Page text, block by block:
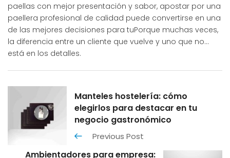
paellas con mejor presentación y sabor, apostar por una
paellera profesional de calidad puede convertirse en una
de las mejores decisiones para tuPorque muchas veces,
la diferencia entre un cliente que vuelve y uno que no…
está en los detalles.
Manteles hostelería: cómo
elegirlos para destacar en tu
negocio gastronómico
Previous Post
Ambientadores para empresa: